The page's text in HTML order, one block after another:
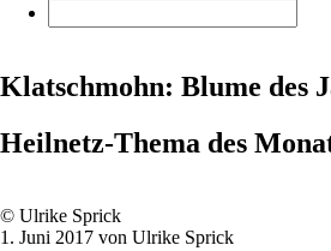
Klatschmohn: Blume des
Heilnetz-Thema des
© Ulrike Sprick
1. Juni 2017 von Ulrike Sprick